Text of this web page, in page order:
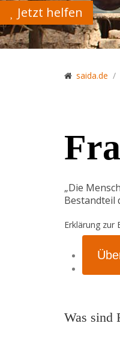
Jetzt helfen
saida.de
„Die
Bestandteil
Erklärung zur
Was sind